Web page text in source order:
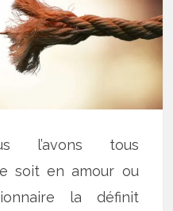
l’avons tous
soit en amour ou
la définit